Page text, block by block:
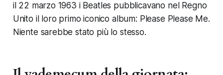
il 22 marzo 1963 i Beatles pubblicavano nel Regno
Unito il loro primo iconico album: Please Please Me.
Niente sarebbe stato più lo stesso.